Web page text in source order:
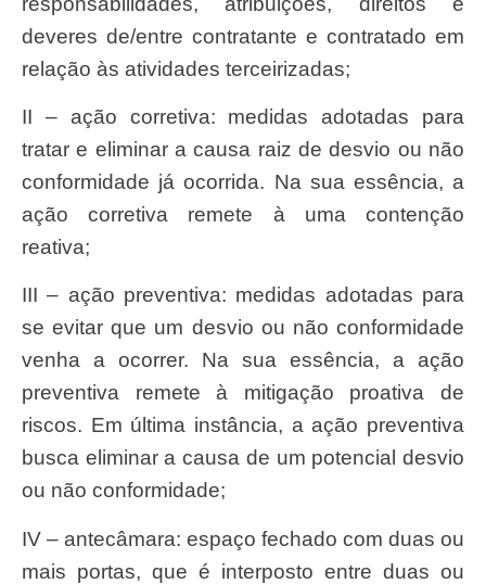
deveres de/entre contratante e contratado em
relação às atividades terceirizadas;
II – ação corretiva: medidas adotadas para
tratar e eliminar a causa raiz de desvio ou não
conformidade já ocorrida. Na sua essência, a
ação corretiva remete à uma contenção
reativa;
III – ação preventiva: medidas adotadas para
se evitar que um desvio ou não conformidade
venha a ocorrer. Na sua essência, a ação
preventiva remete à mitigação proativa de
riscos. Em última instância, a ação preventiva
busca eliminar a causa de um potencial desvio
ou não conformidade;
IV – antecâmara: espaço fechado com duas ou
mais portas, que é interposto entre duas ou